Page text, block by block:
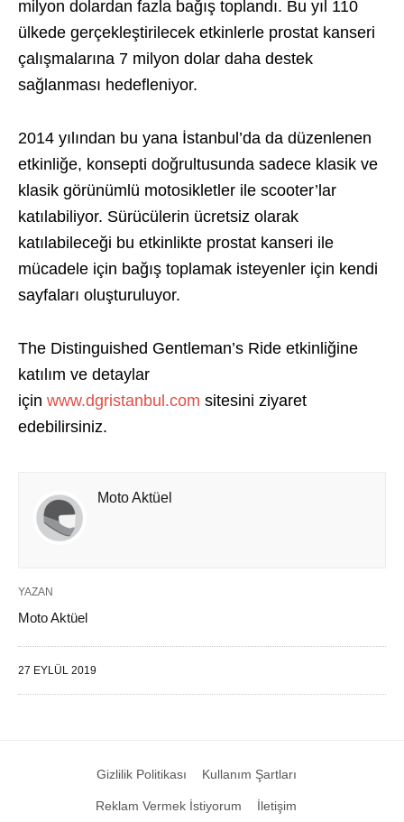
milyon dolardan fazla bağış toplandı. Bu yıl 110
ülkede gerçekleştirilecek etkinlerle prostat kanseri
çalışmalarına 7 milyon dolar daha destek
sağlanması hedefleniyor.
2014 yılından bu yana İstanbul’da da düzenlenen
etkinliğe, konsepti doğrultusunda sadece klasik ve
klasik görünümlü motosikletler ile scooter’lar
katılabiliyor. Sürücülerin ücretsiz olarak
katılabileceği bu etkinlikte prostat kanseri ile
mücadele için bağış toplamak isteyenler için kendi
sayfaları oluşturuluyor.
The Distinguished Gentleman’s Ride etkinliğine
katılım ve detaylar
için www.dgristanbul.com sitesini ziyaret
edebilirsiniz.
Moto Aktüel
YAZAN
Moto Aktüel
27 EYLÜL 2019
Gizlilik Politikası Kullanım Şartları
Reklam Vermek İstiyorum İletişim